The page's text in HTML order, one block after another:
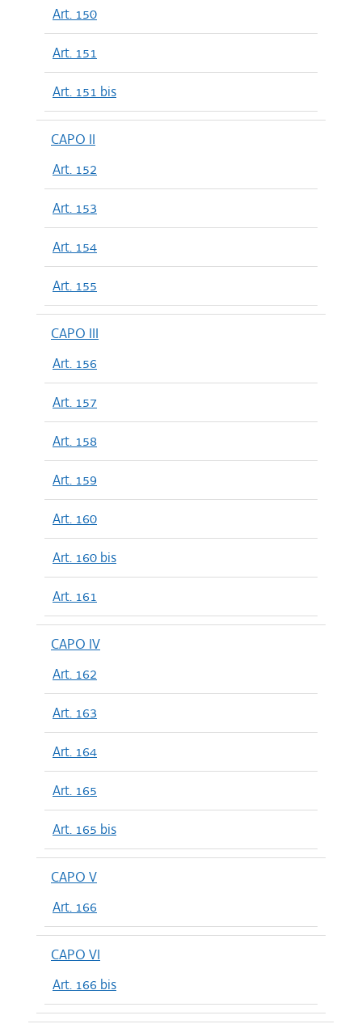
Art. 150
Art. 151
Art. 151 bis
CAPO II
Art. 152
Art. 153
Art. 154
Art. 155
CAPO III
Art. 156
Art. 157
Art. 158
Art. 159
Art. 160
Art. 160 bis
Art. 161
CAPO IV
Art. 162
Art. 163
Art. 164
Art. 165
Art. 165 bis
CAPO V
Art. 166
CAPO VI
Art. 166 bis